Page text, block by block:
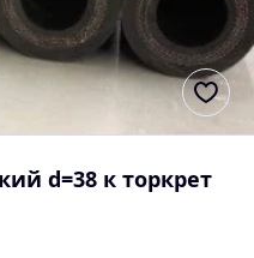
d=38 к торкрет